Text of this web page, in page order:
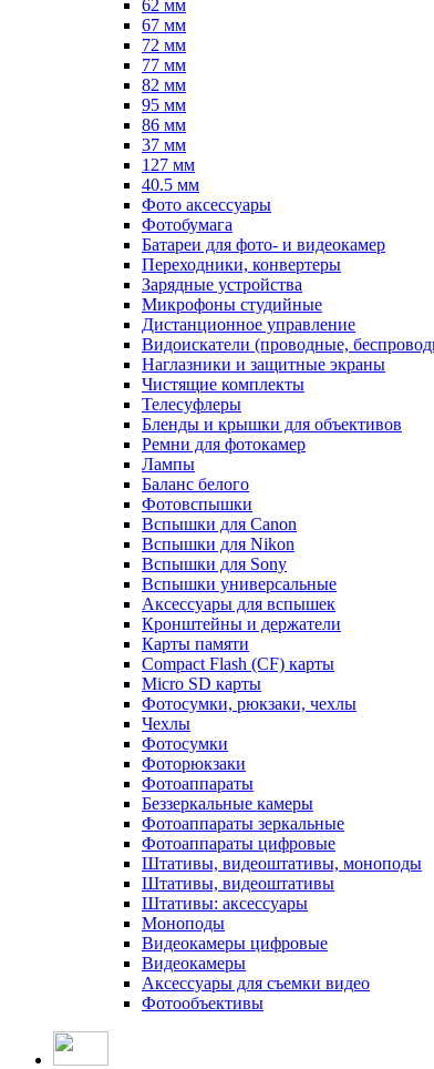
62 мм
67 мм
72 мм
77 мм
82 мм
95 мм
86 мм
37 мм
127 мм
40.5 мм
Фото аксессуары
Фотобумага
Батареи для фото- и видеокамер
Переходники, конвертеры
Зарядные устройства
Микрофоны студийные
Дистанционное управление
Видоискатели (проводные,
Наглазники и защитные экраны
Чистящие комплекты
Телесуфлеры
Бленды и крышки для объективов
Ремни для фотокамер
Лампы
Баланс белого
Фотовспышки
Вспышки для Canon
Вспышки для Nikon
Вспышки для Sony
Вспышки универсальные
Аксесcуары для вспышек
Кронштейны и держатели
Карты памяти
Compact Flash (CF) карты
Micro SD карты
Фотосумки, рюкзаки, чехлы
Чехлы
Фотосумки
Фоторюкзаки
Фотоаппараты
Беззеркальные камеры
Фотоаппараты зеркальные
Фотоаппараты цифровые
Штативы, видеоштативы, моноподы
Штативы, видеоштативы
Штативы: аксессуары
Моноподы
Видеокамеры цифровые
Видеокамеры
Аксессуары для съемки видео
Фотообъективы